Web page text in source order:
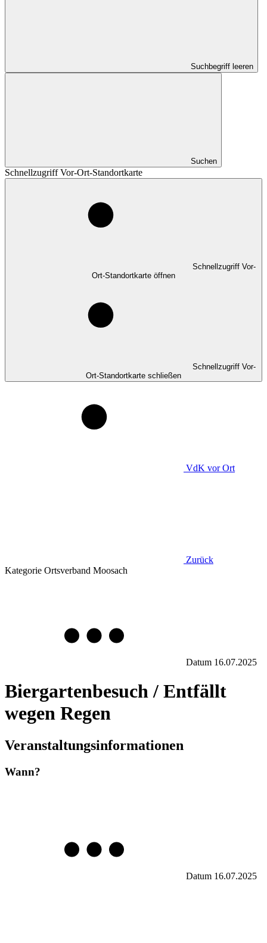
Suchbegriff leeren
Suchen
Schnellzugriff Vor-Ort-Standortkarte
Schnellzugriff Vor-
Ort-Standortkarte öffnen
Schnellzugriff Vor-
Ort-Standortkarte schließen
VdK vor Ort
Zurück
Kategorie Ortsverband Moosach
Datum 16.07.2025
Biergartenbesuch / Entfällt
wegen Regen
Veranstaltungsinformationen
Wann?
Datum 16.07.2025